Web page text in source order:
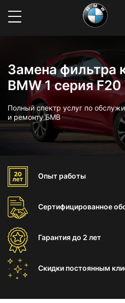
Замена фильтра
BMW 1 серия F20
Полный спектр услуг по
и ремонту БМВ
Опыт работы
Сертифицированное
Гарантиядо 2 лет
Скидки постоянным